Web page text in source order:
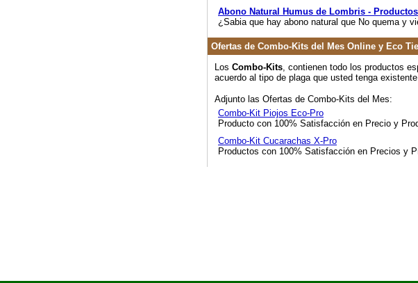
Abono Natural Humus de Lombris -
¿Sabia que hay abono natural que No quema y
Ofertas de Combo-Kits del Mes Online y Eco
Los Combo-Kits, contienen todo los productos
acuerdo al tipo de plaga que usted tenga
Adjunto las Ofertas de Combo-Kits del Mes:
Combo-Kit Piojos Eco-Pro
Producto con 100% Satisfacción en Precio y
Combo-Kit Cucarachas X-Pro
Productos con 100% Satisfacción en Precios y